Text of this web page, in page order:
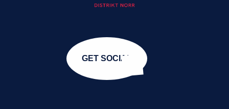
GET SOCIAL